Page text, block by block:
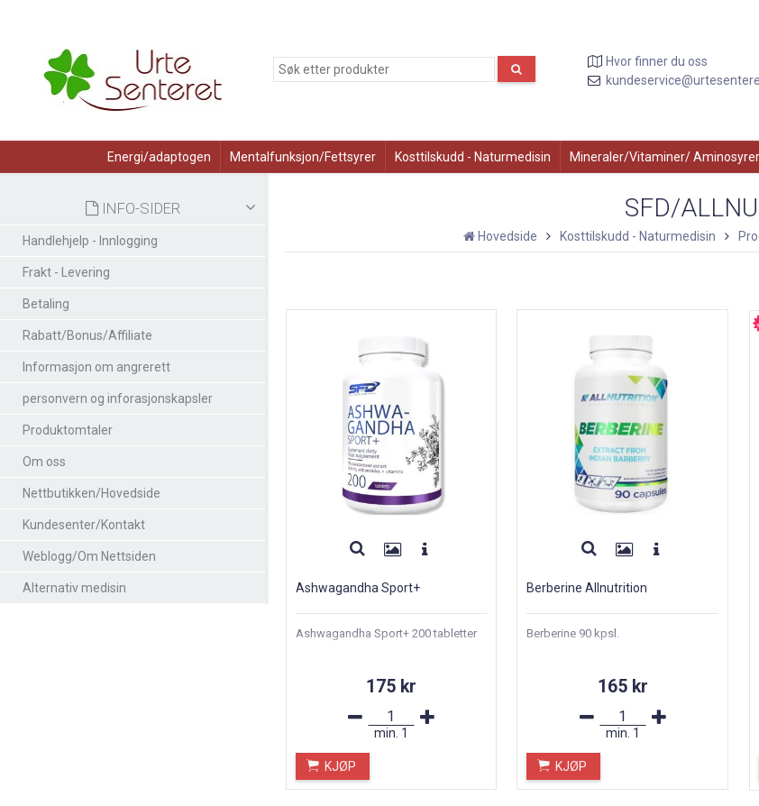
Hvor finner du oss
Energi/adaptogen Mentalfunksjon/Fettsyrer Kosttilskudd - Naturmedisin Mineraler/Vitaminer/ Aminosyrer
INFO-SIDER
Handlehjelp - Innlogging
Frakt - Levering
Betaling
Rabatt/Bonus/Affiliate
Informasjon om angrerett
personvern og inforasjonskapsler
Produktomtaler
Om oss
Nettbutikken/Hovedside
Kundesenter/Kontakt
Weblogg/Om Nettsiden
Alternativ medisin
SFD/
Hovedside Kosttilskudd - Naturmedisin
Ashwagandha Sport+
Ashwagandha Sport+ 200 tabletter
175 kr
min. 1
KJØP
Berberine Allnutrition
Berberine 90 kpsl.
165 kr
min. 1
KJØP